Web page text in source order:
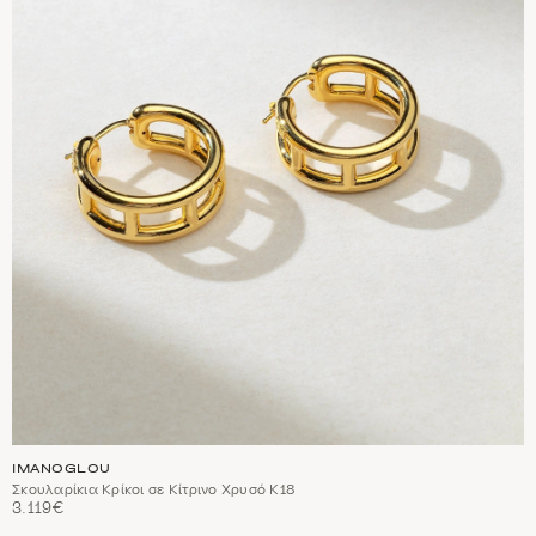
IMANOGLOU
Σκουλαρίκια Κρίκοι σε Κίτρινο Χρυσό Κ18
3.119€